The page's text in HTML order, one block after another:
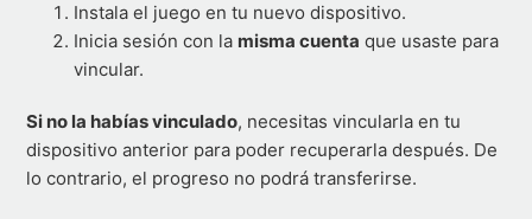
Instala el juego en tu nuevo dispositivo.
Inicia sesión con la misma cuenta que usaste para
vincular.
Si no la habías vinculado, necesitas vincularla en tu
dispositivo anterior para poder recuperarla después. De
lo contrario, el progreso no podrá transferirse.